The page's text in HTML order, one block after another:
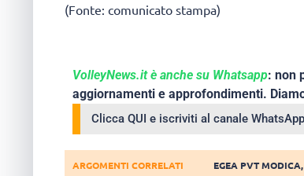
(Fonte: comunicato stampa)
VolleyNews.it è anche su Whatsapp: non
aggiornamenti e approfondimenti.
Clicca QUI e iscriviti al canale
ARGOMENTI CORRELATI EGEA PVT MODICA,